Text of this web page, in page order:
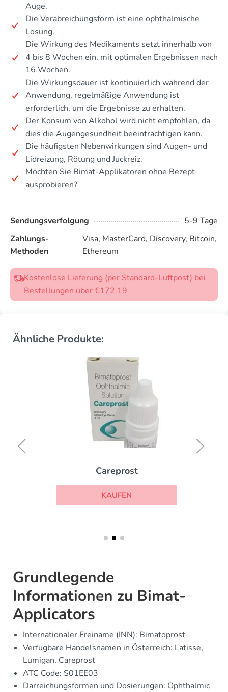
Auge.
Die Verabreichungsform ist eine ophthalmische
Lösung.
Die Wirkung des Medikaments setzt innerhalb von
4 bis 8 Wochen ein, mit optimalen Ergebnissen nach
16 Wochen.
Die Wirkungsdauer ist kontinuierlich während der
Anwendung, regelmäßige Anwendung ist
erforderlich, um die Ergebnisse zu erhalten.
Der Konsum von Alkohol wird nicht empfohlen, da
dies die Augengesundheit beeinträchtigen kann.
Die häufigsten Nebenwirkungen sind Augen- und
Lidreizung, Rötung und Juckreiz.
Möchten Sie Bimat-Applikatoren ohne Rezept
ausprobieren?
Sendungsverfolgung
5-9 Tage
Zahlungs-
Methoden
Visa, MasterCard, Discovery, Bitcoin,
Ethereum
Kostenlose Lieferung (per Standard-Luftpost) bei
Bestellungen über €172.19
Ähnliche Produkte:
Careprost
KAUFEN
Grundlegende
Informationen zu Bimat-
Applicators
Internationaler Freiname (INN): Bimatoprost
Verfügbare Handelsnamen in Österreich: Latisse,
Lumigan, Careprost
ATC Code: S01EE03
Darreichungsformen und Dosierungen: Ophthalmic